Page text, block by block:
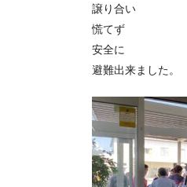
譲り合い
慌てず
安全に
避難出来ました。